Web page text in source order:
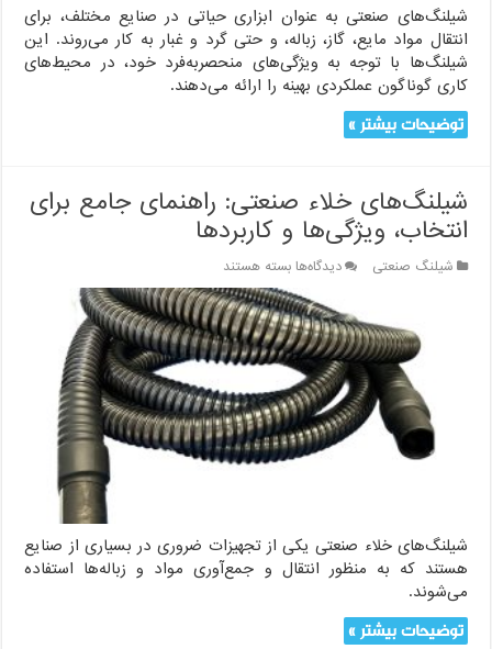
شیلنگ‌های صنعتی به عنوان ابزاری حیاتی در صنایع مختلف، برای
انتقال مواد مایع، گاز، زباله، و حتی گرد و غبار به کار می‌روند. این
شیلنگ‌ها با توجه به ویژگی‌های منحصربه‌فرد خود، در محیط‌های
کاری گوناگون عملکردی بهینه را ارائه می‌دهند.
توضیحات بیشتر »
شیلنگ‌های خلاء صنعتی: راهنمای جامع برای
انتخاب، ویژگی‌ها و کاربردها
شیلنگ صنعتی دیدگاه‌هابرای
شیلنگ‌های
خلاء
صنعتی:
راهنمای
جامع
برای
انتخاب،
ویژگی‌ها
و
کاربردها
بسته هستند
شیلنگ‌های خلاء صنعتی یکی از تجهیزات ضروری در بسیاری از صنایع
هستند که به منظور انتقال و جمع‌آوری مواد و زباله‌ها استفاده
می‌شوند.
توضیحات بیشتر »